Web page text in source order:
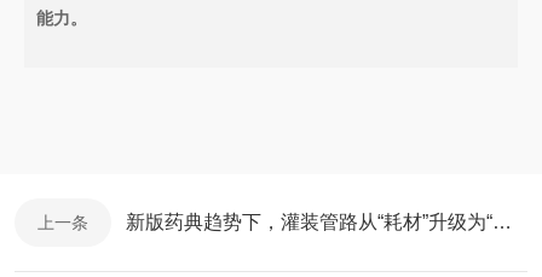
能力。
上一条 新版药典趋势下，灌装管路从“耗材”升级为“药品接触系统”